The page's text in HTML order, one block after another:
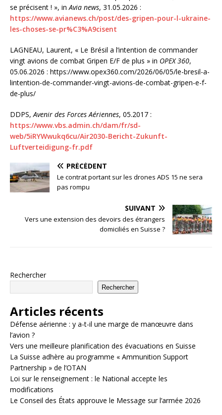
se précisent ! », inAvia news, 31.05.2026 :
https://www.avianews.ch/post/des-gripen-pour-l-ukraine-
les-choses-se-pr%C3%A9cisent
LAGNEAU, Laurent, « Le Brésil a l’intention de commander
vingt avions de combat Gripen E/F de plus » in OPEX 360,
05.06.2026 : https://www.opex360.com/2026/06/05/le-bresil-a-
lintention-de-commander-vingt-avions-de-combat-gripen-e-f-
de-plus/
DDPS,Avenir des Forces Aériennes, 05.2017 :
https://www.vbs.admin.ch/dam/fr/sd-
web/5iRYWwukq6cu/Air2030-Bericht-Zukunft-
Luftverteidigung-fr.pdf
PRÉCÉDENT
Le contrat portant sur les drones ADS 15 ne sera
pas rompu
SUIVANT
Vers une extension des devoirs des étrangers
domiciliés en Suisse ?
Rechercher
Rechercher
Articles récents
Défense aérienne : y a-t-il une marge de manœuvre dans
l’avion ?
Vers une meilleure planification des évacuations en Suisse
La Suisse adhère au programme « Ammunition Support
Partnership » de l’OTAN
Loi sur le renseignement : le National accepte les
modifications
Le Conseil des États approuve le Message sur l’armée 2026